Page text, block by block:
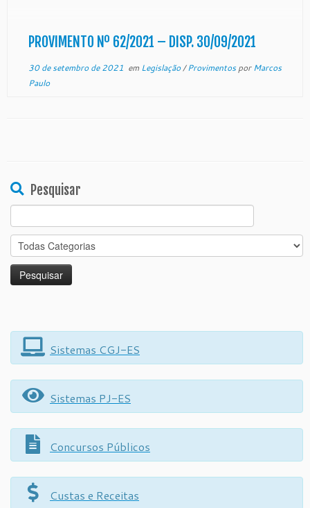
PROVIMENTO Nº 62/2021 – DISP. 30/09/2021
30 de setembro de 2021 em Legislação/ProvimentosporMarcos
Paulo
Pesquisar
for:
Sistemas CGJ-ES
Sistemas PJ-ES
Concursos Públicos
Custas e Receitas